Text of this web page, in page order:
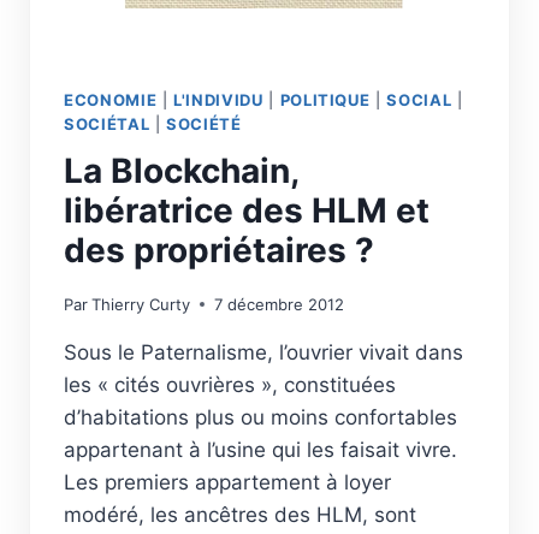
ECONOMIE |L'INDIVIDU POLITIQUE |SOCIAL
SOCIÉTAL |SOCIÉTÉ
La Blockchain,
libératrice des HLM et
des propriétaires ?
ParThierry Curty 7 décembre 2012
Sous le Paternalisme, l’ouvrier vivait dans
les « cités ouvrières », constituées
d’habitations plus ou moins confortables
appartenant à l’usine qui les faisait vivre.
Les premiers appartement à loyer
modéré, les ancêtres des HLM, sont